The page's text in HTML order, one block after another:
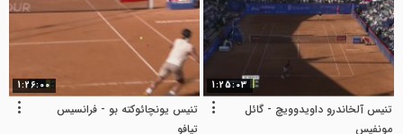
1:25:03
تنیس آلخاندرو داویدوویچ - گائل
مونفیس
1:26:00
تنیس یونچائوکته بو - فرانسیس
تیافو